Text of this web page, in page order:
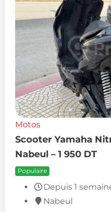
Motos
Scooter Yamaha
Nabeul – 1 950 DT
Populaire
Depuis 1
Nabeul